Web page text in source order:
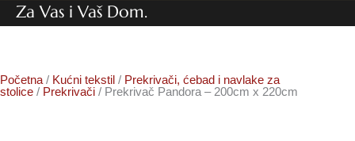
Za Vas i Vaš Dom.
Početna / Kućni tekstil / Prekrivači, ćebad i navlake za
stolice / Prekrivači / Prekrivač Pandora – 200cm x 220cm